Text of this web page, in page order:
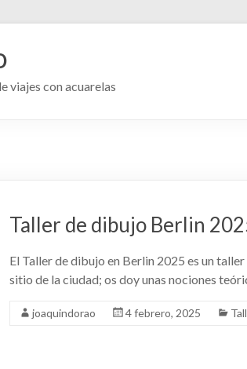
viajes con acuarelas
Taller de dibujo Berlin
El Taller de dibujo en Berlin 2025 es un
sitio de la ciudad; os doy unas nociones
joaquindorao 4 febrero, 2025